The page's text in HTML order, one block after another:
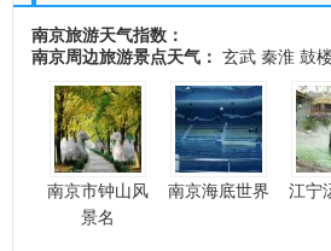
南京旅游天气指数：
南京周边旅游景点天气： 玄武 秦淮 鼓楼
南京市钟山风
景名
南京海底世界 江宁